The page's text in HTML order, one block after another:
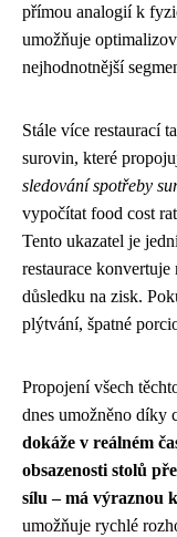
přímou analogií k
umožňuje
nejhodnotnější
Stále více restaurací
surovin, které
sledování spotřeby
vypočítat food cost
Tento ukazatel je
restaurace
důsledku na zisk.
plýtvání, špatné
Propojení všech
dnes umožněno díky
dokáže v reálném
obsazenosti stolů
sílu – má výraznou
umožňuje rychlé